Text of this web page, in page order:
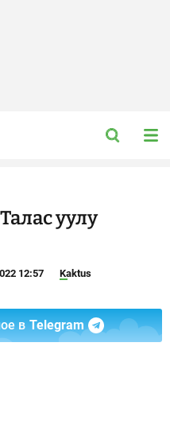
уулу
12:57 Kaktus
в Telegram